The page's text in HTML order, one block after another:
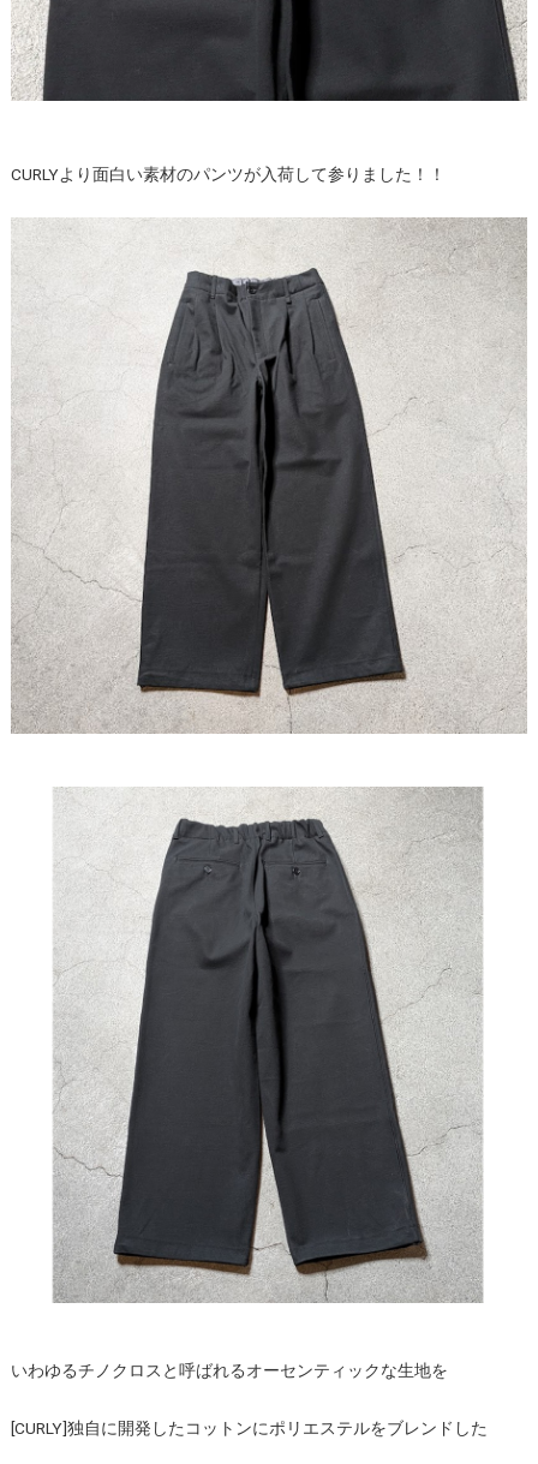
CURLYより面白い素材のパンツが入荷して参りました！！
いわゆるチノクロスと呼ばれるオーセンティックな生地を
[CURLY]独自に開発したコットンにポリエステルをブレンドした